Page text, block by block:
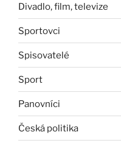
Divadlo, film, televize
Sportovci
Spisovatelé
Sport
Panovníci
Česká politika